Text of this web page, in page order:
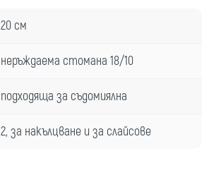
20 см
неръждаема стомана 18/10
подходяща за съдомиялна
2, за накълцване и за слайсове